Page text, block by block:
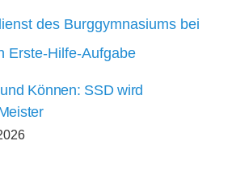
Können: SSD wird